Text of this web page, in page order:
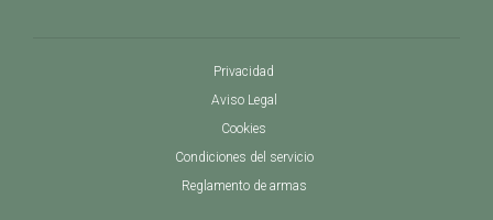
Privacidad
Aviso Legal
Cookies
Condiciones del servicio
Reglamento de armas